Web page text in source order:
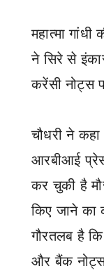
महात्मा
ने सिरे से
करेंसी नोट्स
चौधरी ने
आरबीआई
कर चुकी है
किए जाने का
गौरतलब है
और बैंक